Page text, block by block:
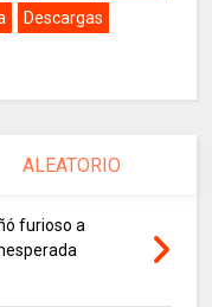
Descargas
ALEATORIO
furioso a